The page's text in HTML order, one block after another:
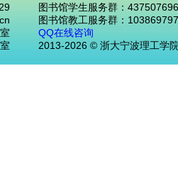
图书馆学生服务群：437507696
图书馆教工服务群：
QQ在线咨询
2013-2026 © 浙大宁波理工学